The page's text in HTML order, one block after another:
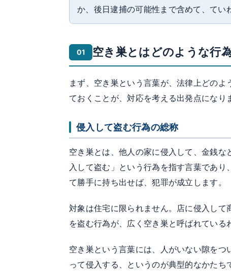
か、後日逮捕の可能性まで含めて、てい
空き巣とはどのような行
まず、空き巣という言葉が、法律上どの
ておくことが、対応を考える出発点になり
侵入して盗む行為の総称
空き巣とは、他人の家に侵入して、金銭
入して盗む」という行為を指す言葉であ
て勝手に持ち出せば、犯罪が成立します。
対象は住宅に限られません。店に侵入し
を盗む行為が、広く空き巣と呼ばれている
空き巣という言葉には、人がいない隙を
って侵入する、というのが典型的なかた